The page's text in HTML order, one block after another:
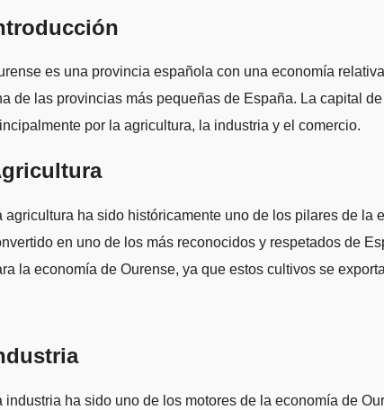
es una provincia española con una economía
de las provincias más pequeñas de España. La capital
por la agricultura, la industria y el comercio.
agricultura ha sido históricamente uno de los pilares de la
en uno de los más reconocidos y respetados de
la economía de Ourense, ya que estos cultivos se
industria ha sido uno de los motores de la economía de